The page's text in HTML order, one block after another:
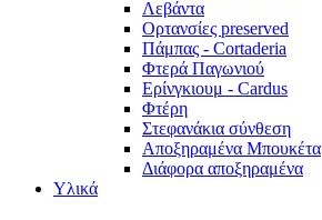
Λεβάντα
Ορτανσίες preserved
Πάμπας - Cortaderia
Φτερά Παγωνιού
Ερίνγκιουμ - Cardus
Φτέρη
Στεφανάκια σύνθεση
Αποξηραμένα Μπουκέτα
Διάφορα αποξηραμένα
Υλικά